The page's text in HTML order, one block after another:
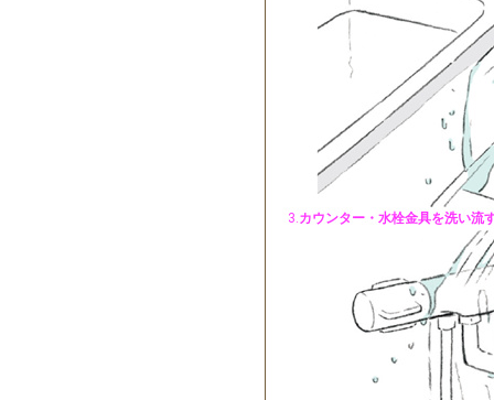
3.カウンター・水栓金具を洗い流